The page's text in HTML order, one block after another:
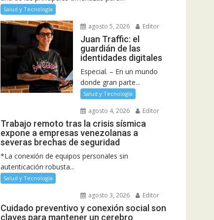
Salud y Tecnología
agosto 5, 2026 Editor
Juan Traffic: el
guardián de las
identidades digitales
Especial. – En un mundo
donde gran parte...
Salud y Tecnología
agosto 4, 2026 Editor
Trabajo remoto tras la crisis sísmica
expone a empresas venezolanas a
severas brechas de seguridad
*La conexión de equipos personales sin
autenticación robusta...
Salud y Tecnología
agosto 3, 2026 Editor
Cuidado preventivo y conexión social son
claves para mantener un cerebro